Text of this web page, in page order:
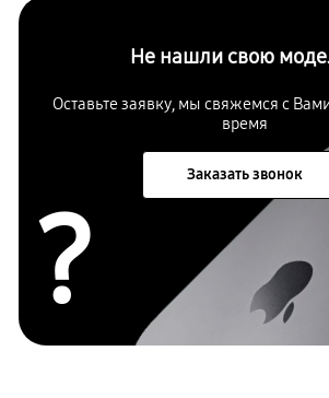
Не нашли свою
Оставьте заявку, мы свяжемся с
время
Заказать звонок
?